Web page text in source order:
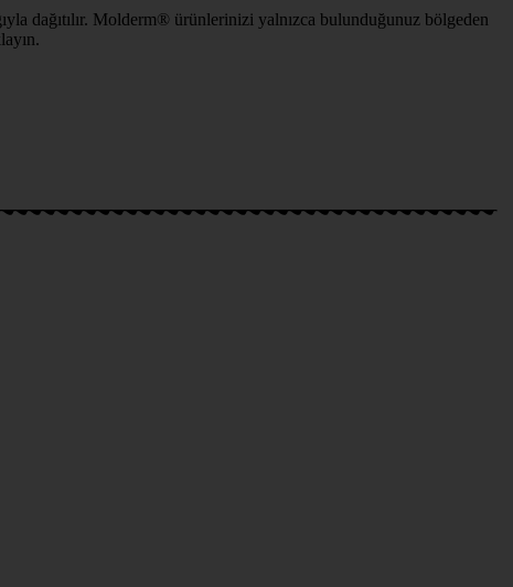
dağıtılır. Molderm® ürünlerinizi yalnızca bulunduğunuz bölgeden